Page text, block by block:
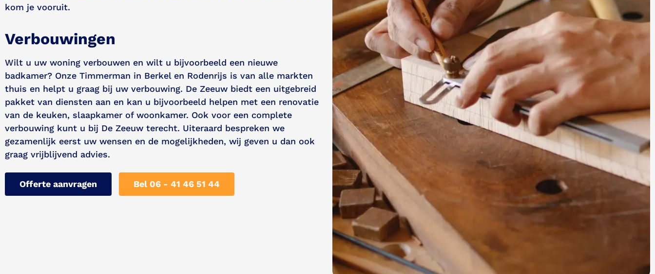
kom je vooruit.
Verbouwingen
Wilt u uw woning verbouwen en wilt u bijvoorbeeld een nieuwe
badkamer? Onze Timmerman in Berkel en Rodenrijs is van alle markten
thuis en helpt u graag bij uw verbouwing. De Zeeuw biedt een uitgebreid
pakket van diensten aan en kan u bijvoorbeeld helpen met een renovatie
van de keuken, slaapkamer of woonkamer. Ook voor een complete
verbouwing kunt u bij De Zeeuw terecht. Uiteraard bespreken we
gezamenlijk eerst uw wensen en de mogelijkheden, wij geven u dan ook
graag vrijblijvend advies.
Offerte aanvragen Bel 06 - 41 46 51 44